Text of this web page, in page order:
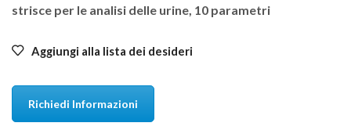
strisce per le analisi delle urine, 10 parametri
Aggiungi alla lista dei desideri
Richiedi Informazioni